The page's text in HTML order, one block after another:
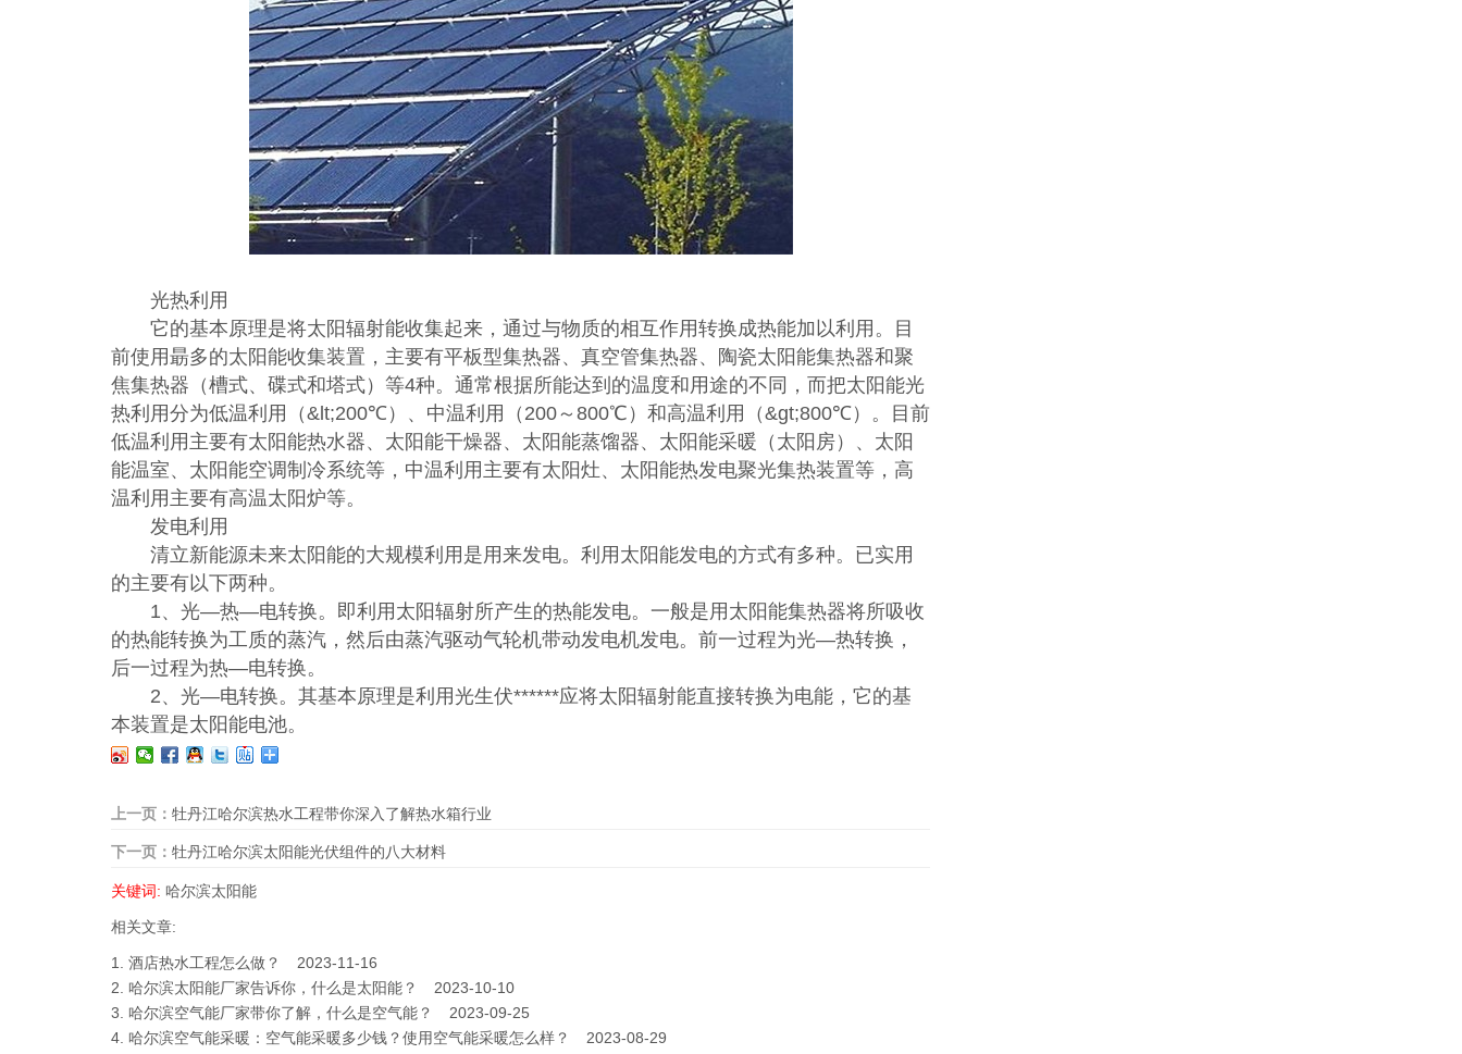
光热利用
它的基本原理是将太阳辐射能收集起来，通过与物质的相互作用转换成热能加以利用。目
前使用朂多的太阳能收集装置，主要有平板型集热器、真空管集热器、陶瓷太阳能集热器和聚
焦集热器（槽式、碟式和塔式）等4种。通常根据所能达到的温度和用途的不同，而把太阳能光
热利用分为低温利用（&lt;200℃）、中温利用（200～800℃）和高温利用（&gt;800℃）。目前
低温利用主要有太阳能热水器、太阳能干燥器、太阳能蒸馏器、太阳能采暖（太阳房）、太阳
能温室、太阳能空调制冷系统等，中温利用主要有太阳灶、太阳能热发电聚光集热装置等，高
温利用主要有高温太阳炉等。
发电利用
清立新能源未来太阳能的大规模利用是用来发电。利用太阳能发电的方式有多种。已实用
的主要有以下两种。
1、光—热—电转换。即利用太阳辐射所产生的热能发电。一般是用太阳能集热器将所吸收
的热能转换为工质的蒸汽，然后由蒸汽驱动气轮机带动发电机发电。前一过程为光—热转换，
后一过程为热—电转换。
2、光—电转换。其基本原理是利用光生伏******应将太阳辐射能直接转换为电能，它的基
本装置是太阳能电池。
上一页： 牡丹江哈尔滨热水工程带你深入了解热水箱行业
下一页： 牡丹江哈尔滨太阳能光伏组件的八大材料
关键词: 哈尔滨太阳能
相关文章:
1. 酒店热水工程怎么做？
2023-11-16
2. 哈尔滨太阳能厂家告诉你，什么是太阳能？
2023-10-10
3. 哈尔滨空气能厂家带你了解，什么是空气能？
2023-09-25
4. 哈尔滨空气能采暖：空气能采暖多少钱？使用空气能采暖怎么样？ 2023-08-29